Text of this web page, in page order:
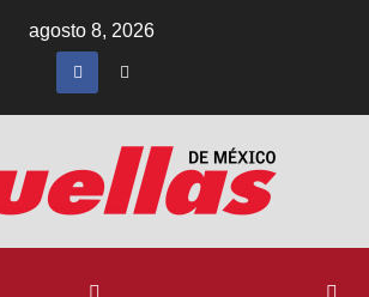
agosto 8, 2026